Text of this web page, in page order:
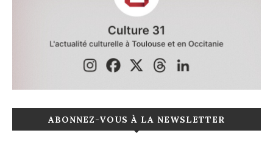
ABONNEZ-VOUS À LA NEWSLETTER